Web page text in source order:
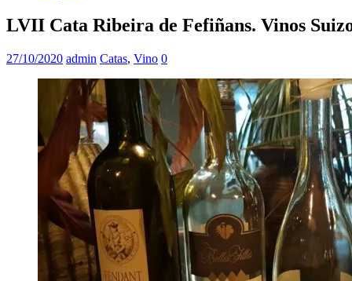
LVII Cata Ribeira de Fefiñans. Vinos
27/10/2020 admin Catas, Vino 0